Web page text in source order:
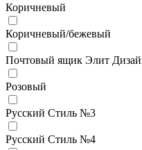
Коричневый
Коричневый/бежевый
Почтовый ящик Элит
Розовый
Русский Стиль №3
Русский Стиль №4